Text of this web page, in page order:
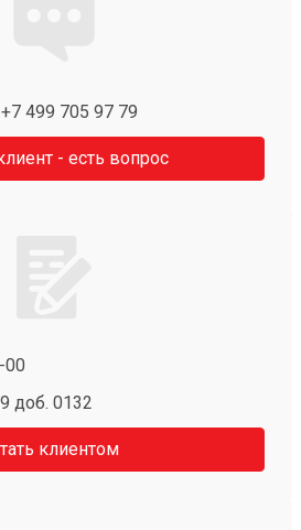
+7 499 705 97 79
- есть вопрос
00
доб. 0132
клиентом